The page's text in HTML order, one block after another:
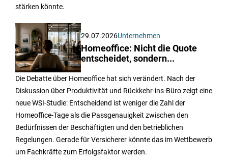
stärken könnte.
29.07.2026Unternehmen
Homeoffice: Nicht die Quote
entscheidet, sondern...
Die Debatte über Homeoffice hat sich verändert. Nach der
Diskussion über Produktivität und Rückkehr-ins-Büro zeigt eine
neue WSI-Studie: Entscheidend ist weniger die Zahl der
Homeoffice-Tage als die Passgenauigkeit zwischen den
Bedürfnissen der Beschäftigten und den betrieblichen
Regelungen. Gerade für Versicherer könnte das im Wettbewerb
um Fachkräfte zum Erfolgsfaktor werden.